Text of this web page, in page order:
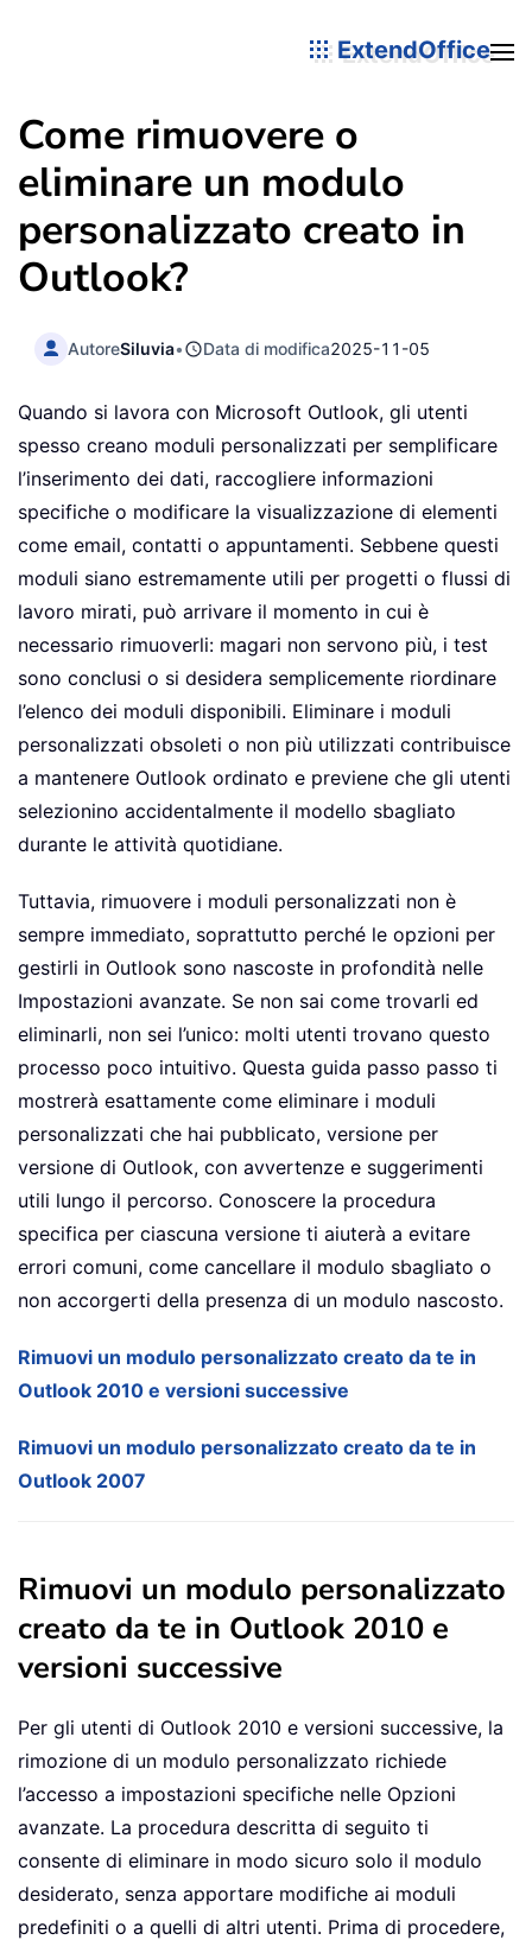
ExtendOffice
Come rimuovere o
eliminare un modulo
personalizzato creato in
Outlook?
AutoreSiluvia• Data di modifica2025-11-05
Quando si lavora con Microsoft Outlook, gli utenti
spesso creano moduli personalizzati per semplificare
l’inserimento dei dati, raccogliere informazioni
specifiche o modificare la visualizzazione di elementi
come email, contatti o appuntamenti. Sebbene questi
moduli siano estremamente utili per progetti o flussi di
lavoro mirati, può arrivare il momento in cui è
necessario rimuoverli: magari non servono più, i test
sono conclusi o si desidera semplicemente riordinare
l’elenco dei moduli disponibili. Eliminare i moduli
personalizzati obsoleti o non più utilizzati contribuisce
a mantenere Outlook ordinato e previene che gli utenti
selezionino accidentalmente il modello sbagliato
durante le attività quotidiane.
Tuttavia, rimuovere i moduli personalizzati non è
sempre immediato, soprattutto perché le opzioni per
gestirli in Outlook sono nascoste in profondità nelle
Impostazioni avanzate. Se non sai come trovarli ed
eliminarli, non sei l’unico: molti utenti trovano questo
processo poco intuitivo. Questa guida passo passo ti
mostrerà esattamente come eliminare i moduli
personalizzati che hai pubblicato, versione per
versione di Outlook, con avvertenze e suggerimenti
utili lungo il percorso. Conoscere la procedura
specifica per ciascuna versione ti aiuterà a evitare
errori comuni, come cancellare il modulo sbagliato o
non accorgerti della presenza di un modulo nascosto.
Rimuovi un modulo personalizzato creato da te in
Outlook 2010 e versioni successive
Rimuovi un modulo personalizzato creato da te in
Outlook 2007
Rimuovi un modulo personalizzato
creato da te in Outlook 2010 e
versioni successive
Per gli utenti di Outlook 2010 e versioni successive, la
rimozione di un modulo personalizzato richiede
l’accesso a impostazioni specifiche nelle Opzioni
avanzate. La procedura descritta di seguito ti
consente di eliminare in modo sicuro solo il modulo
desiderato, senza apportare modifiche ai moduli
predefiniti o a quelli di altri utenti. Prima di procedere,